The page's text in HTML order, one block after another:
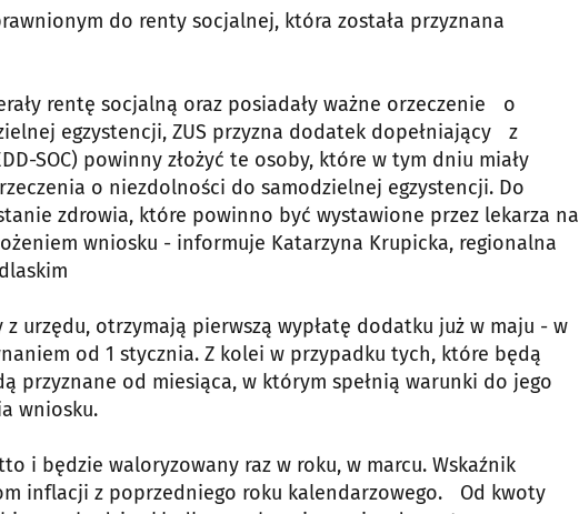
do renty socjalnej, która została przyznana
rentę socjalną oraz posiadały ważne orzeczenie o
egzystencji, ZUS przyzna dodatek dopełniający z
SOC) powinny złożyć te osoby, które w tym dniu miały
o niezdolności do samodzielnej egzystencji. Do
zdrowia, które powinno być wystawione przez lekarza na
wniosku - informuje Katarzyna Krupicka, regionalna
urzędu, otrzymają pierwszą wypłatę dodatku już w maju - w
od 1 stycznia. Z kolei w przypadku tych, które będą
przyznane od miesiąca, w którym spełnią warunki do jego
wniosku.
i będzie waloryzowany raz w roku, w marcu. Wskaźnik
inflacji z poprzedniego roku kalendarzowego. Od kwoty